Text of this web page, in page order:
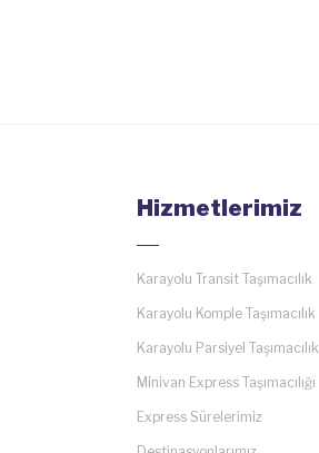
Hizmetlerimiz
Karayolu Transit Taşımacılık
Karayolu Komple Taşımacılık
Karayolu Parsiyel Taşımacılık
Minivan Express Taşımacılığı
Express Sürelerimiz